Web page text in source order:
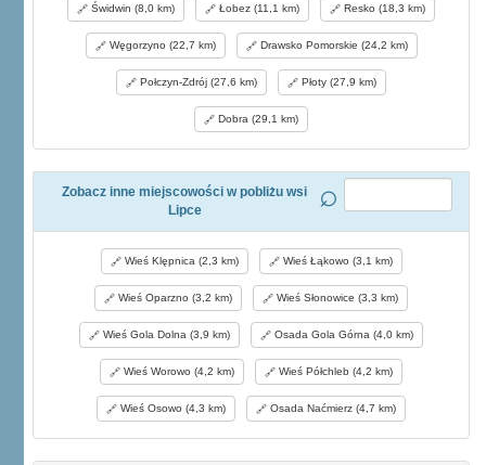
Świdwin (8,0 km) Łobez (11,1 km) Resko (18,3 km)
Węgorzyno (22,7 km) Drawsko Pomorskie (24,2 km)
Połczyn-Zdrój (27,6 km) Płoty (27,9 km)
Dobra (29,1 km)
Zobacz inne miejscowości w pobliżu wsi
Lipce
Wieś Klępnica (2,3 km) Wieś Łąkowo (3,1 km)
Wieś Oparzno (3,2 km) Wieś Słonowice (3,3 km)
Wieś Gola Dolna (3,9 km) Osada Gola Górna (4,0 km)
Wieś Worowo (4,2 km) Wieś Półchleb (4,2 km)
Wieś Osowo (4,3 km) Osada Naćmierz (4,7 km)